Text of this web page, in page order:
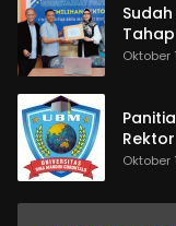
Oktober
Rektor
Oktober